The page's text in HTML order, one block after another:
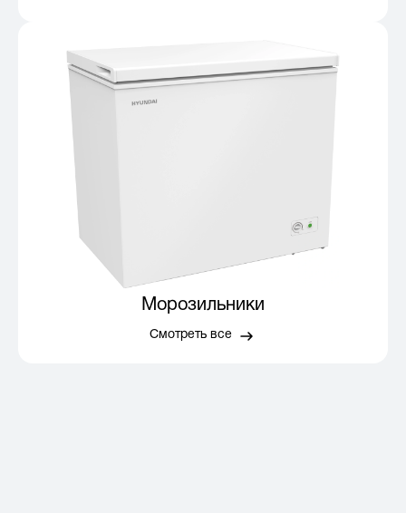
Морозильники
Смотреть все